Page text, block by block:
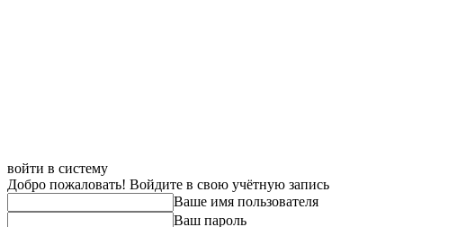
войти в систему
Добро пожаловать! Войдите в свою учётную запись
Ваше имя пользователя
Ваш пароль